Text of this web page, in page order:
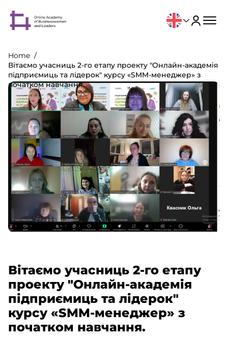
Home
Вітаємо учасниць 2-го етапу проекту "Онлайн-академія
підприємиць та лідерок" курсу «SMM-менеджер» з
початком навчання.
Вітаємо учасниць 2-го етапу
проекту "Онлайн-академія
підприємиць та лідерок"
курсу «SMM-менеджер» з
початком навчання.